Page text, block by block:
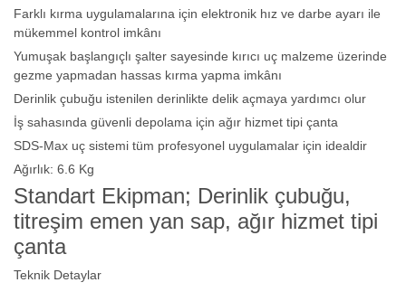
Farklı kırma uygulamalarına için elektronik hız ve darbe ayarı ile
mükemmel kontrol imkânı
Yumuşak başlangıçlı şalter sayesinde kırıcı uç malzeme üzerinde
gezme yapmadan hassas kırma yapma imkânı
Derinlik çubuğu istenilen derinlikte delik açmaya yardımcı olur
İş sahasında güvenli depolama için ağır hizmet tipi çanta
SDS-Max uç sistemi tüm profesyonel uygulamalar için idealdir
Ağırlık: 6.6 Kg
Standart Ekipman; Derinlik çubuğu,
titreşim emen yan sap, ağır hizmet tipi
çanta
Teknik Detaylar